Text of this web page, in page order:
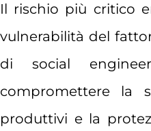
Il rischio più critico
vulnerabilità del
di social
compromettere la
produttivi e la